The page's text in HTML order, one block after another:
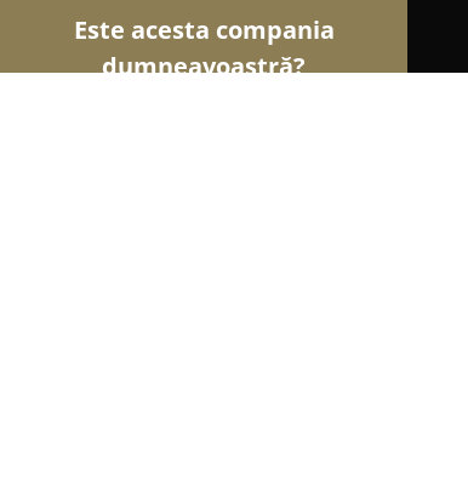
Este acesta compania
dumneavoastră?